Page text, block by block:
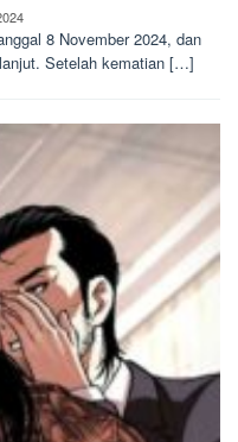
8 November 2024, dan
Setelah kematian […]